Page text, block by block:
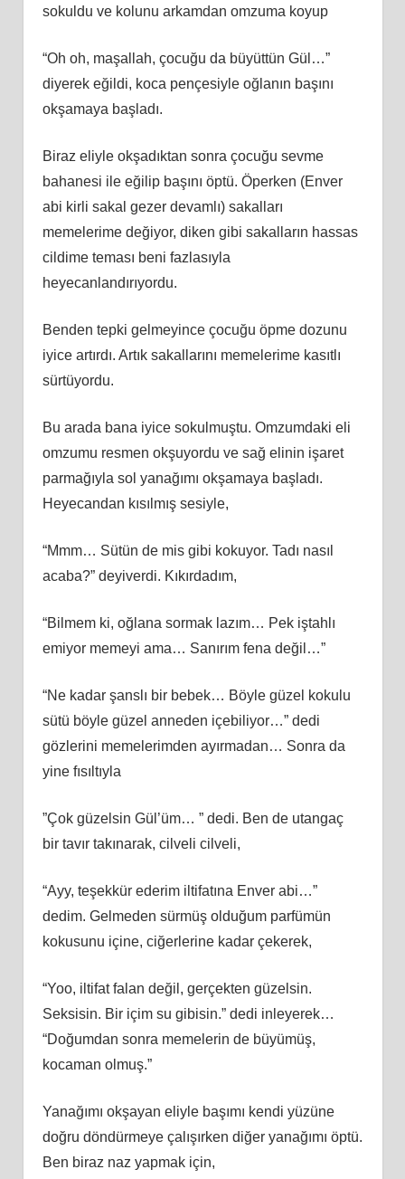
sokuldu ve kolunu arkamdan omzuma koyup
“Oh oh, maşallah, çocuğu da büyüttün Gül…”
diyerek eğildi, koca pençesiyle oğlanın başını
okşamaya başladı.
Biraz eliyle okşadıktan sonra çocuğu sevme
bahanesi ile eğilip başını öptü. Öperken (Enver
abi kirli sakal gezer devamlı) sakalları
memelerime değiyor, diken gibi sakalların hassas
cildime teması beni fazlasıyla
heyecanlandırıyordu.
Benden tepki gelmeyince çocuğu öpme dozunu
iyice artırdı. Artık sakallarını memelerime kasıtlı
sürtüyordu.
Bu arada bana iyice sokulmuştu. Omzumdaki eli
omzumu resmen okşuyordu ve sağ elinin işaret
parmağıyla sol yanağımı okşamaya başladı.
Heyecandan kısılmış sesiyle,
“Mmm… Sütün de mis gibi kokuyor. Tadı nasıl
acaba?” deyiverdi. Kıkırdadım,
“Bilmem ki, oğlana sormak lazım… Pek iştahlı
emiyor memeyi ama… Sanırım fena değil…”
“Ne kadar şanslı bir bebek… Böyle güzel kokulu
sütü böyle güzel anneden içebiliyor…” dedi
gözlerini memelerimden ayırmadan… Sonra da
yine fısıltıyla
”Çok güzelsin Gül’üm… ” dedi. Ben de utangaç
bir tavır takınarak, cilveli cilveli,
“Ayy, teşekkür ederim iltifatına Enver abi…”
dedim. Gelmeden sürmüş olduğum parfümün
kokusunu içine, ciğerlerine kadar çekerek,
“Yoo, iltifat falan değil, gerçekten güzelsin.
Seksisin. Bir içim su gibisin.” dedi inleyerek…
“Doğumdan sonra memelerin de büyümüş,
kocaman olmuş.”
Yanağımı okşayan eliyle başımı kendi yüzüne
doğru döndürmeye çalışırken diğer yanağımı öptü.
Ben biraz naz yapmak için,